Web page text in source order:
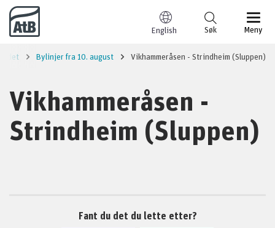
Til innhold
English Meny
Søk
Bylinjer fra 10. august Vikhammeråsen - Strindheim (Sluppen)
Vikhammeråsen -
Strindheim (Sluppen)
Fant du det du lette etter?